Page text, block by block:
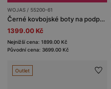
WOJAS / 55200-61
Černé kovbojské boty na podpatku se stříbrným řetězem
1399.00 Kč
Nejnižší cena: 1899.00 Kč
Původní cena: 3699.00 Kč
Outlet